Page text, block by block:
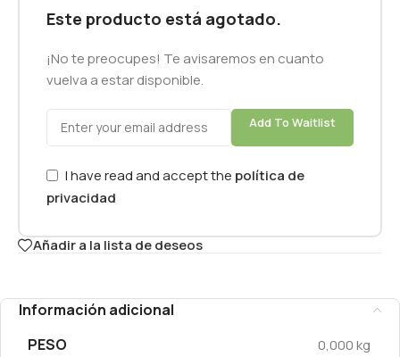
Este producto está agotado.
¡No te preocupes! Te avisaremos en cuanto
vuelva a estar disponible.
Add To Waitlist
I have read and accept the política de
privacidad
Añadir a la lista de deseos
Información adicional
PESO
0,000 kg